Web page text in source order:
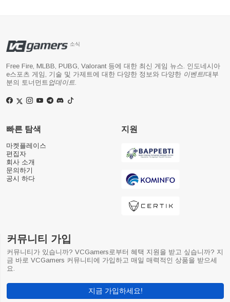
소식
Free Fire, MLBB, PUBG, Valorant 등에 대한 최신 게임 뉴스. 인도네시아
e스포츠 게임, 기술 및 가제트에 대한 다양한 정보와 다양한 이벤트/대부
분의 토너먼트 업데이트
빠른 탐색
마켓플레이스
편집자
회사 소개
문의하기
공시 하다
지원
커뮤니티 가입
커뮤니티가 있습니까? VCGamers로부터 혜택 지원을 받고 싶습니까? 지
금 바로 VCGamers 커뮤니티에 가입하고 매일 매력적인 상품을 받으세
요.
지금 가입하세요!